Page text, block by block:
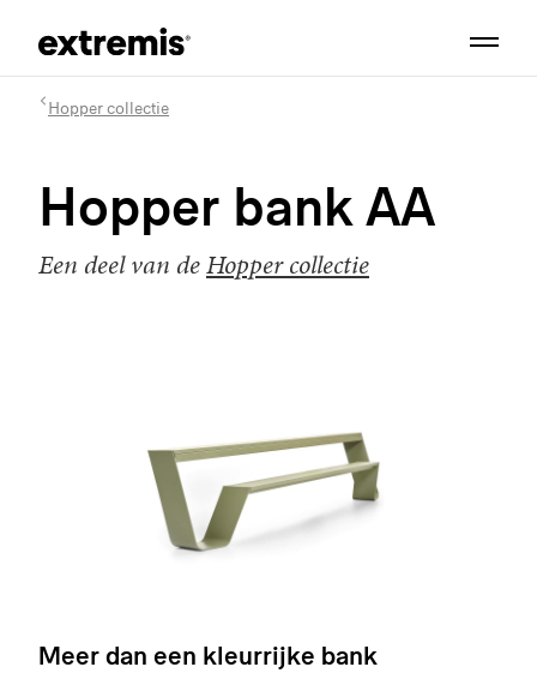
Hopper collectie
Hopper bank AA
Een deel van deHopper collectie
Meer dan een kleurrijke bank